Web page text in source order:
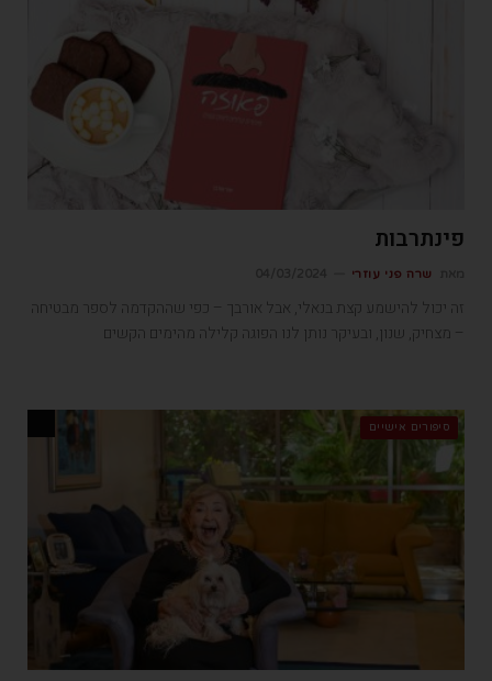
פינתרבות
שרה פני עוזרי
זה יכול להישמע קצת בנאלי, אבל אורבך – כפי שההקדמה לספר מבטיחה
– מצחיק, שנון, ובעיקר נותן לנו הפוגה קלילה מהימים הקשים
סיפורים אישיים